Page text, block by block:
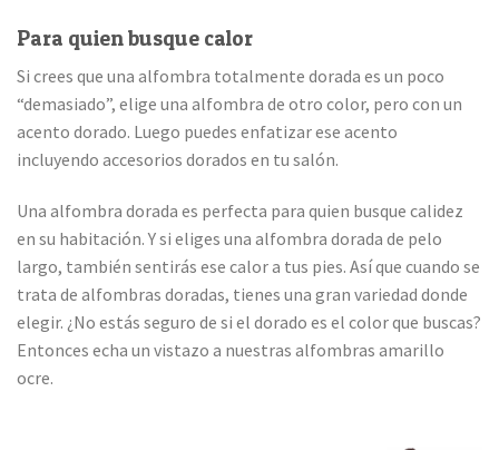
Para quien busque calor
Si crees que una alfombra totalmente dorada es un poco
“demasiado”, elige una alfombra de otro color, pero con un
acento dorado. Luego puedes enfatizar ese acento
incluyendo accesorios dorados en tu salón.
Una alfombra dorada es perfecta para quien busque calidez
en su habitación. Y si eliges una alfombra dorada de pelo
largo, también sentirás ese calor a tus pies. Así que cuando se
trata de alfombras doradas, tienes una gran variedad donde
elegir. ¿No estás seguro de si el dorado es el color que buscas?
Entonces echa un vistazo a nuestras alfombras amarillo
ocre.